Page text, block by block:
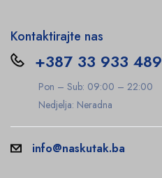
Kontaktirajte nas
+387 33 933 489
Pon – Sub: 09:00 – 22:00
Nedjelja: Neradna
info@naskutak.ba